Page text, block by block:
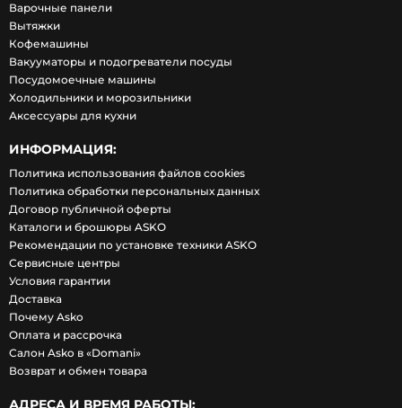
Варочные панели
Вытяжки
Кофемашины
Вакууматоры и подогреватели посуды
Посудомоечные машины
Холодильники и морозильники
Аксессуары для кухни
ИНФОРМАЦИЯ:
Политика использования файлов cookies
Политика обработки персональных данных
Договор публичной оферты
Каталоги и брошюры ASKO
Рекомендации по установке техники ASKO
Сервисные центры
Условия гарантии
Доставка
Почему Asko
Оплата и рассрочка
Салон Asko в «Domani»
Возврат и обмен товара
АДРЕСА И ВРЕМЯ РАБОТЫ: